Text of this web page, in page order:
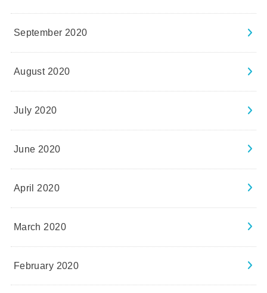
September 2020
August 2020
July 2020
June 2020
April 2020
March 2020
February 2020